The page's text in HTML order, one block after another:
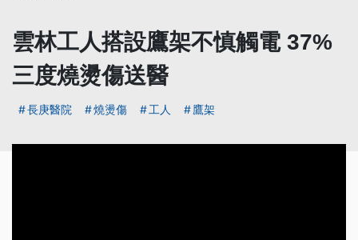
雲林工人搭設鷹架不慎觸電 37%
三度燒燙傷送醫
長庚醫院 燒燙傷 工人 鷹架